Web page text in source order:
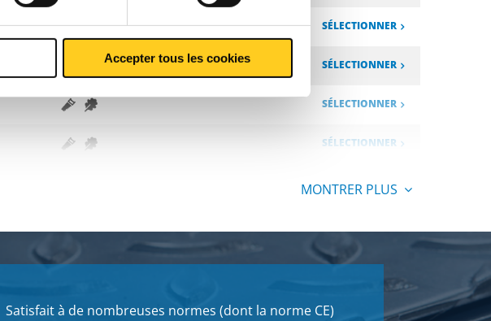
Accepter tous les cookies
SÉLECTIONNER
SÉLECTIONNER
SÉLECTIONNER
SÉLECTIONNER
SÉLECTIONNER
SÉLECTIONNER
MONTRER PLUS
Satisfait à de nombreuses normes (dont la norme CE)